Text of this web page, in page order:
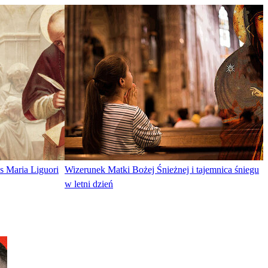
Maria Liguori
Wizerunek Matki Bożej Śnieżnej i tajemnica śniegu
w letni dzień